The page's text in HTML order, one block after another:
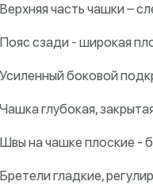
Верхняя часть чашки –
Пояс сзади - широкая
Усиленный боковой
Чашка глубокая,
Швы на чашке плоские -
Бретели гладкие,